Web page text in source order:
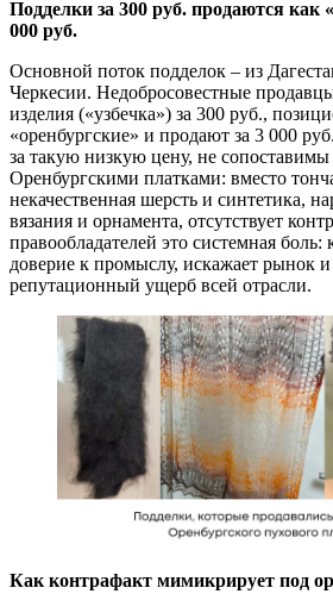
Подделки за 300 руб. продаются как
000 руб.
Основной поток подделок – из
Черкесии. Недобросовестные
изделия («узбечка») за 300 руб.,
«оренбургские» и продают за 3 000
за такую низкую цену, не
Оренбургскими платками: вместо
некачественная шерсть и синтетика,
вязания и орнамента, отсутствует
правообладателей это системная
доверие к промыслу, искажает рынок
репутационный ущерб всей отрасли.
Как контрафакт мимикрирует под